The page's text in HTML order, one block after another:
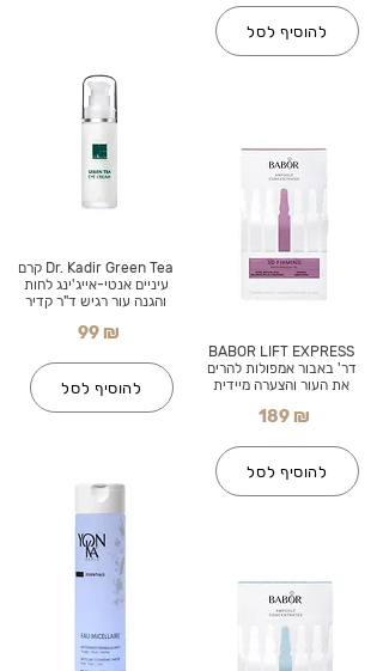
Dr. Kadir Green Tea קרם
עיניים אנטי-אייג'ינג לחות
והגנה עור רגיש ד"ר קדיר
99 ₪
להוסיף לסל
להוסיף לסל
BABOR LIFT EXPRESS
דר' באבור אמפולות להרים
את העור והצערה מיידית
189 ₪
להוסיף לסל